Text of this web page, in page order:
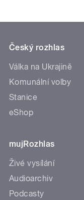
Český rozhlas
Válka na Ukrajině
Komunální volby
Stanice
eShop
mujRozhlas
Živé vysílání
Audioarchiv
Podcasty